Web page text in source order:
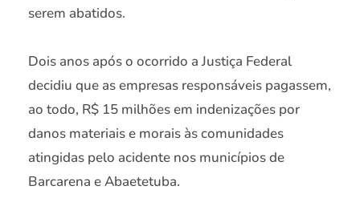
serem abatidos.
Dois anos após o ocorrido a Justiça Federal
decidiu que as empresas responsáveis pagassem,
ao todo, R$ 15 milhões em indenizações por
danos materiais e morais às comunidades
atingidas pelo acidente nos municípios de
Barcarena e Abaetetuba.